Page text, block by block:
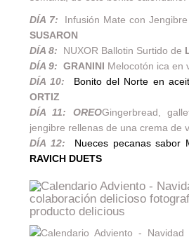
DÍA 7: Infusión Mate con
SUSARON
DÍA 8: NUXOR Ballotin Surtido de
DÍA 9: GRANINI Melocotón ica en
DÍA 10:
Bonito del Norte en
ORTIZ
DÍA 11: OREOGingerbread,
jengibre rellenas de una crema de
DÍA 12:
Nueces pecanas sabor
RAVICH DUETS